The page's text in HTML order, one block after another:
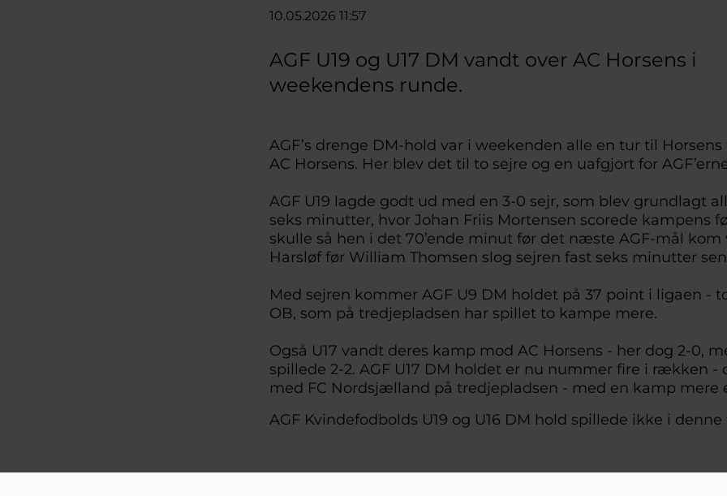
10.05.2026 11:57
AGF U19 og U17 DM vandt over AC Horsens i
weekendens runde.
AGF’s drenge DM-hold var i weekenden alle en tur til
AC Horsens. Her blev det til to sejre og en uafgjort for
AGF U19 lagde godt ud med en 3-0 sejr, som blev grundlagt
seks minutter, hvor Johan Friis Mortensen scorede kampens
skulle så hen i det 70’ende minut før det næste AGF-mål kom
Harsløf før William Thomsen slog sejren fast seks minutter
Med sejren kommer AGF U9 DM holdet på 37 point i ligaen -
OB, som på tredjepladsen har spillet to kampe mere.
Også U17 vandt deres kamp mod AC Horsens - her dog 2-0,
spillede 2-2. AGF U17 DM holdet er nu nummer fire i rækken -
med FC Nordsjælland på tredjepladsen - med en kamp mere
AGF Kvindefodbolds U19 og U16 DM hold spillede ikke i